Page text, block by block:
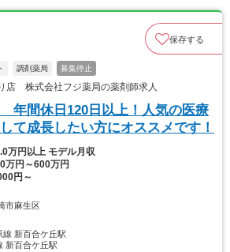
保存する
調剤薬局 募集停止
店 株式会社フジ薬局の薬剤師求人
年間休日120日以上！人気の医療
て成長したい方にオススメです！
万円以上 モデル月収
万円～600万円
円～
市麻生区
線 新百合ケ丘駅
新百合ケ丘駅